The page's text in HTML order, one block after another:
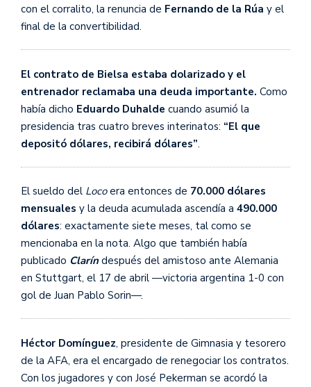
con el corralito, la renuncia de Fernando de la Rúa y el
final de la convertibilidad.
El contrato de Bielsa estaba dolarizado y el
entrenador reclamaba una deuda importante. Como
había dicho Eduardo Duhalde cuando asumió la
presidencia tras cuatro breves interinatos: “El que
depositó dólares, recibirá dólares”.
El sueldo del Locoera entonces de 70.000 dólares
mensuales y la deuda acumulada ascendía a 490.000
dólares: exactamente siete meses, tal como se
mencionaba en la nota. Algo que también había
publicado Claríndespués del amistoso ante Alemania
en Stuttgart, el 17 de abril —victoria argentina 1-0 con
gol de Juan Pablo Sorin—.
Héctor Domínguez, presidente de Gimnasia y tesorero
de la AFA, era el encargado de renegociar los contratos.
Con los jugadores y con José Pekerman se acordó la